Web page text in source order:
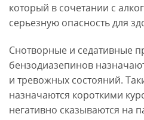
который в сочетании с
серьезную опасность для
Снотворные и седативные
бензодиазепинов
и тревожных состояний.
назначаются короткими
негативно сказываются на